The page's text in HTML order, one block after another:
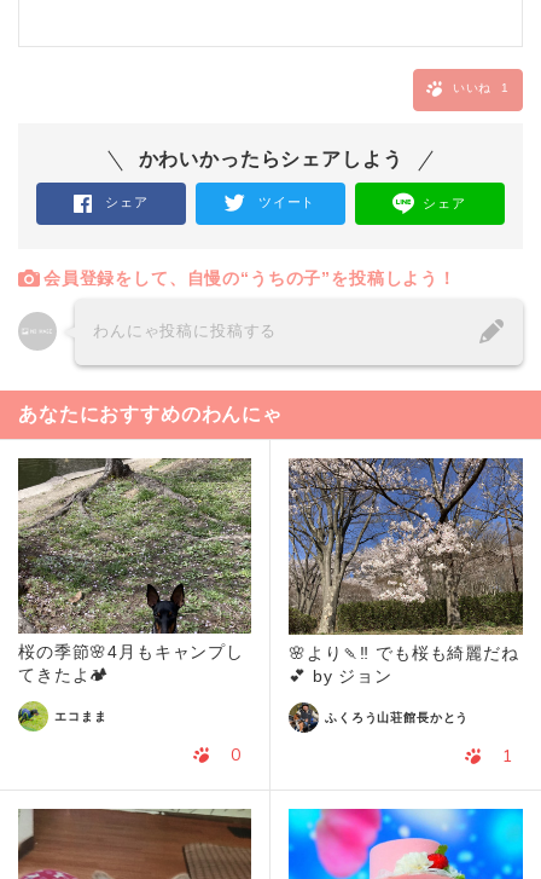
いいね 1
かわいかったらシェアしよう
シェア ツイート シェア
会員登録をして、自慢の“うちの子”を投稿しよう！
わんにゃ投稿に投稿する
あなたにおすすめのわんにゃ
桜の季節🌸4月もキャンプし
てきたよ🏕
エコまま
0
🌸より🍡‼ でも桜も綺麗だね
💕 by ジョン
ふくろう山荘館長かとう
1